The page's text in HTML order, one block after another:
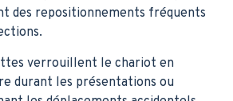
des repositionnements fréquents
verrouillent le chariot en
durant les présentations ou